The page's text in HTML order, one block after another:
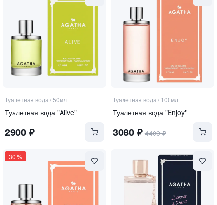
Туалетная вода/50мл
Туалетная вода "Alive"
2900 ₽
Туалетная вода/ 100мл
Туалетная вода "Enjoy"
3080₽ 4400₽
30 %